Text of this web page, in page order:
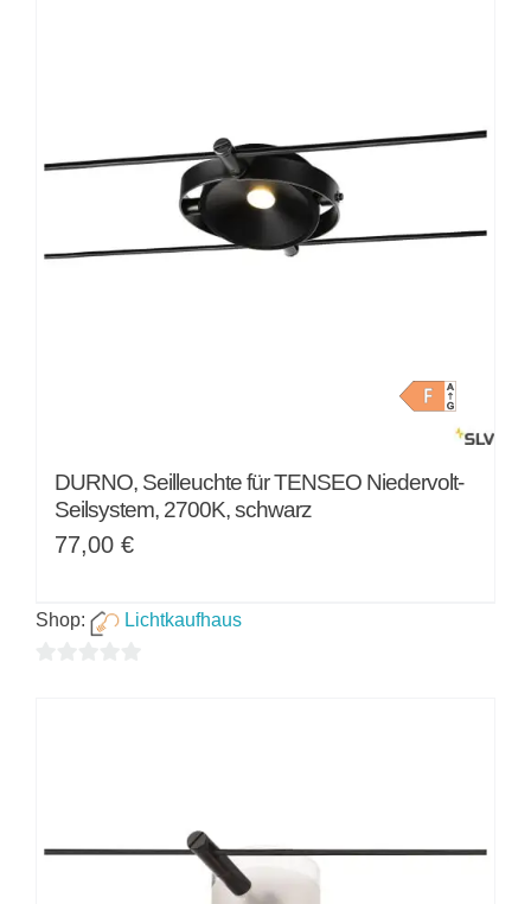
DURNO, Seilleuchte für TENSEO Niedervolt-
Seilsystem, 2700K, schwarz
77,00 €
Shop: Lichtkaufhaus